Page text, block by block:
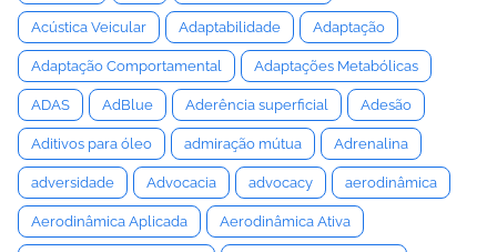
Acústica Veicular Adaptabilidade Adaptação
Adaptação Comportamental Adaptações Metabólicas
ADAS AdBlue Aderência superficial Adesão
Aditivos para óleo admiração mútua Adrenalina
adversidade Advocacia advocacy aerodinâmica
Aerodinâmica Aplicada Aerodinâmica Ativa